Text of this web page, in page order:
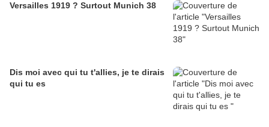
Versailles 1919 ? Surtout Munich 38
Dis moi avec qui tu t'allies, je te dirais
qui tu es